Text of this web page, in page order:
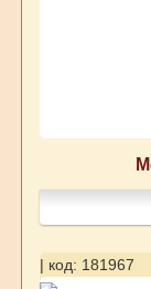
| код: 181967